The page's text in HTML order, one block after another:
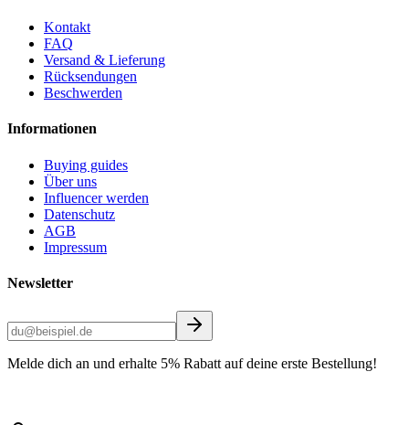
Kontakt
FAQ
Versand & Lieferung
Rücksendungen
Beschwerden
Informationen
Buying guides
Über uns
Influencer werden
Datenschutz
AGB
Impressum
Newsletter
Melde dich an und erhalte 5% Rabatt auf deine erste Bestellung!